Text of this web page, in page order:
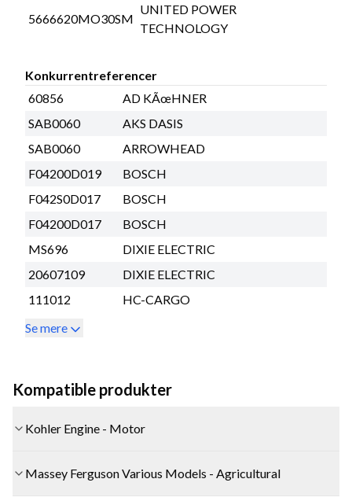
5666620MO30SM
UNITED POWER
TECHNOLOGY
Konkurrentreferencer
60856
AD KÃœHNER
SAB0060
AKS DASIS
SAB0060
ARROWHEAD
F04200D019
BOSCH
F042S0D017
BOSCH
F04200D017
BOSCH
MS696
DIXIE ELECTRIC
20607109
DIXIE ELECTRIC
111012
HC-CARGO
Se mere
Kompatible produkter
Kohler Engine - Motor
Massey Ferguson Various Models - Agricultural